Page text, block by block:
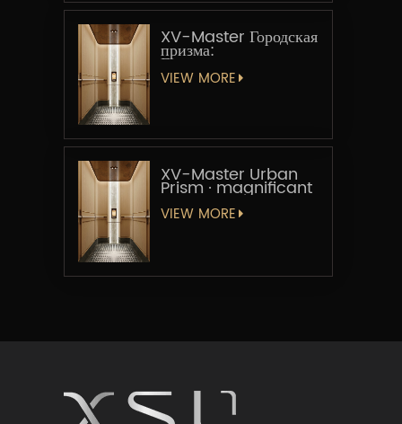
XV-Master Городская
призма:
Геометрическая
увертюра
VIEW MORE
XV-Master Urban
Prism · magnificant
VIEW MORE